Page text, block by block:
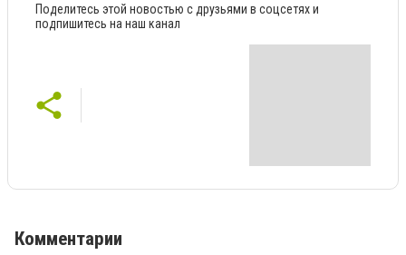
Поделитесь этой новостью с друзьями в соцсетях и
подпишитесь на наш канал
Комментарии